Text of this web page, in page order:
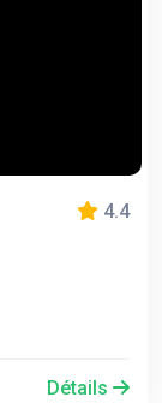
4.4
Détails